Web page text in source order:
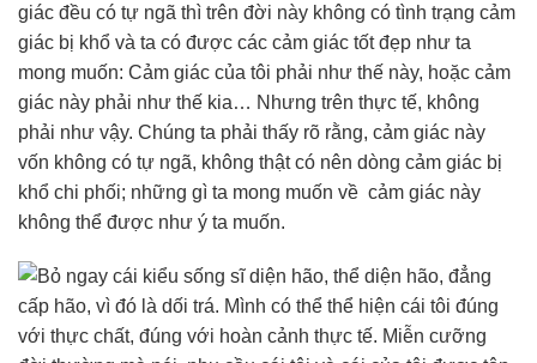
giác đều có tự ngã thì trên đời này không có tình trạng cảm
giác bị khổ và ta có được các cảm giác tốt đẹp như ta
mong muốn: Cảm giác của tôi phải như thế này, hoặc cảm
giác này phải như thế kia… Nhưng trên thực tế, không
phải như vậy. Chúng ta phải thấy rõ rằng, cảm giác này
vốn không có tự ngã, không thật có nên dòng cảm giác bị
khổ chi phối; những gì ta mong muốn về cảm giác này
không thể được như ý ta muốn.